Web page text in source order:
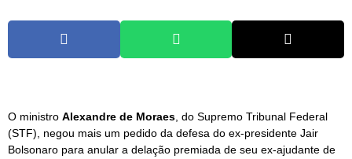
O ministro Alexandre de Moraes , do Supremo Tribunal Federal
(STF), negou mais um pedido da defesa do ex-presidente Jair
Bolsonaro para anular a delação premiada de seu ex-ajudante de